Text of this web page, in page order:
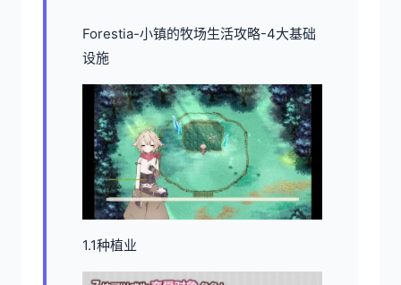
Forestia-小镇的牧场生活攻略-4大基础
设施
1.1种植业